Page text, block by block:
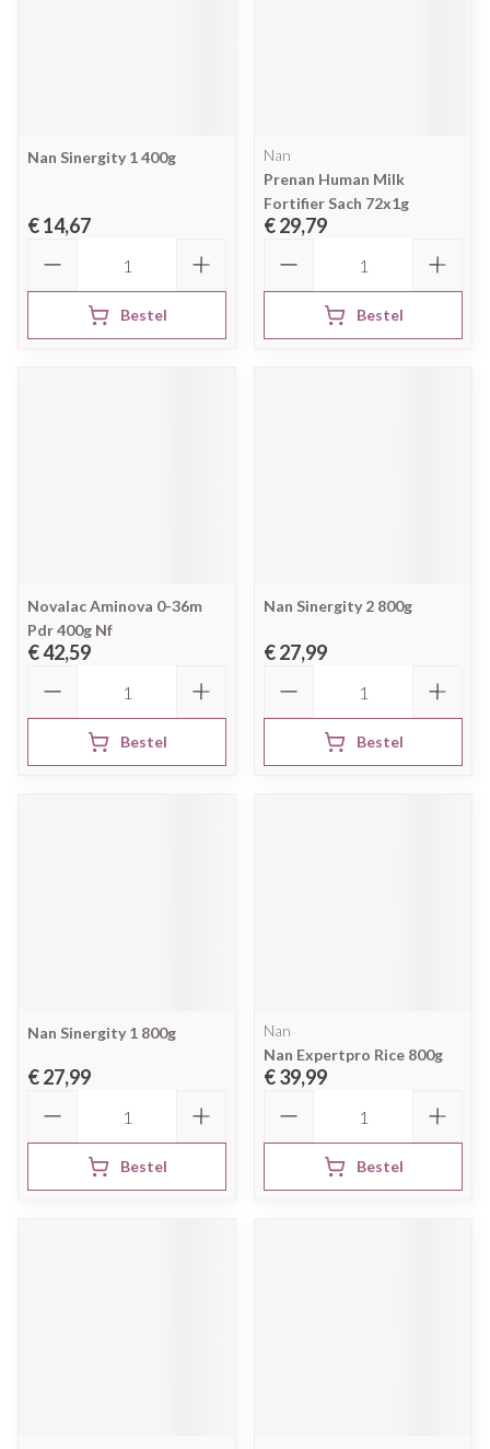
Nan Sinergity 1 400g
€ 14,67
Bestel
Nan
Prenan Human Milk
Fortifier Sach 72x1g
€ 29,79
Bestel
Novalac Aminova 0-36m
Pdr 400g Nf
€ 42,59
Bestel
Nan Sinergity 2 800g
€ 27,99
Bestel
Nan Sinergity 1 800g
€ 27,99
Bestel
Nan
Nan Expertpro Rice 800g
€ 39,99
Bestel